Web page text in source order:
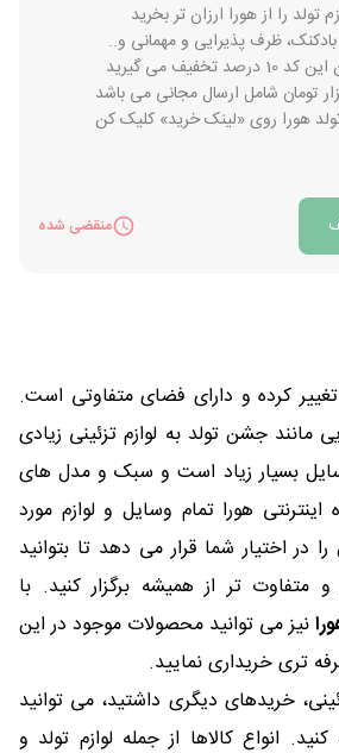
تولد را از هورا ارزان تر بخرید
ظرف پذیرایی و مهمانی و..
می گیرید
هورا روی «لینک خرید» کلیک کن
منقضی شده
کرده و دارای فضای متفاوتی است.
مانند جشن تولد به لوازم تزئینی زیادی
بسیار زیاد است و سبک و مدل های
هورا تمام وسایل و لوازم مورد
در اختیار شما قرار می دهد تا بتوانید
متفاوت تر از همیشه برگزار کنید. با
نیز می توانید محصولات موجود در این
تری خریداری نمایید.
خریدهای دیگری داشتید، می توانید
انواع کالاها از جمله لوازم تولد و